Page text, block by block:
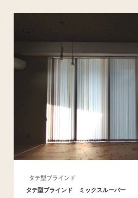
タテ型ブラインド
タテ型ブラインド ミックスルーバー